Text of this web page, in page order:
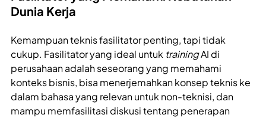
Dunia Kerja
Kemampuan teknis fasilitator penting, tapi tidak
cukup. Fasilitator yang ideal untuk trainingAI di
perusahaan adalah seseorang yang memahami
konteks bisnis, bisa menerjemahkan konsep teknis ke
dalam bahasa yang relevan untuk non-teknisi, dan
mampu memfasilitasi diskusi tentang penerapan